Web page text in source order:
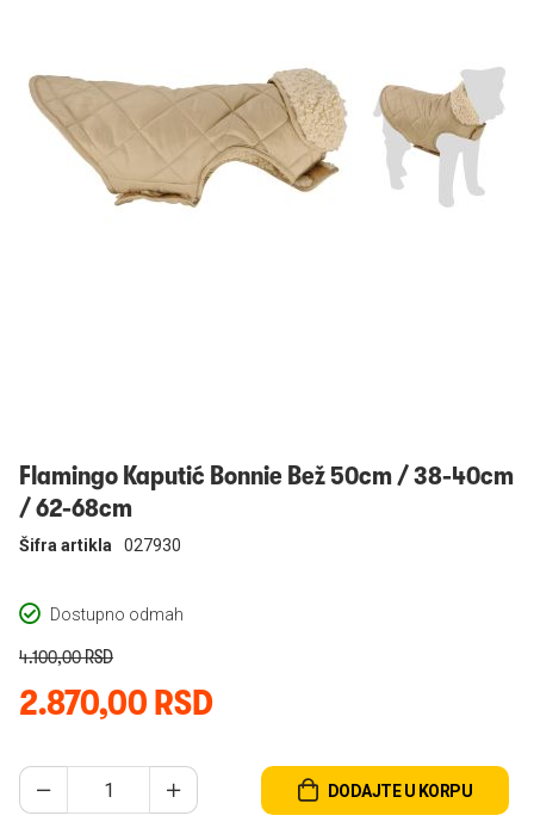
Flamingo Kaputić Bonnie Bež 50cm / 38-40cm
/ 62-68cm
Dostupno odmah
Šifra artikla 027930
2.870,00 RSD
4.100,00 RSD
DODAJTE U KORPU